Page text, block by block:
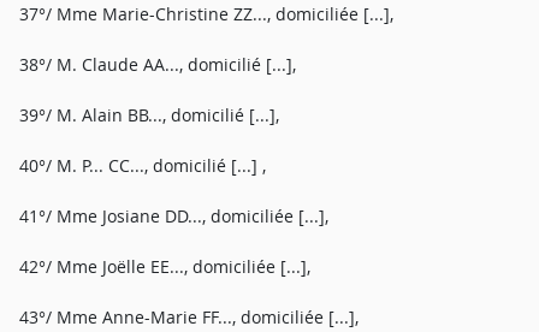
37°/ Mme Marie-Christine ZZ..., domiciliée [...],
38°/ M. Claude AA..., domicilié [...],
39°/ M. Alain BB..., domicilié [...],
40°/ M. P... CC..., domicilié [...] ,
41°/ Mme Josiane DD..., domiciliée [...],
42°/ Mme Joëlle EE..., domiciliée [...],
43°/ Mme Anne-Marie FF..., domiciliée [...],